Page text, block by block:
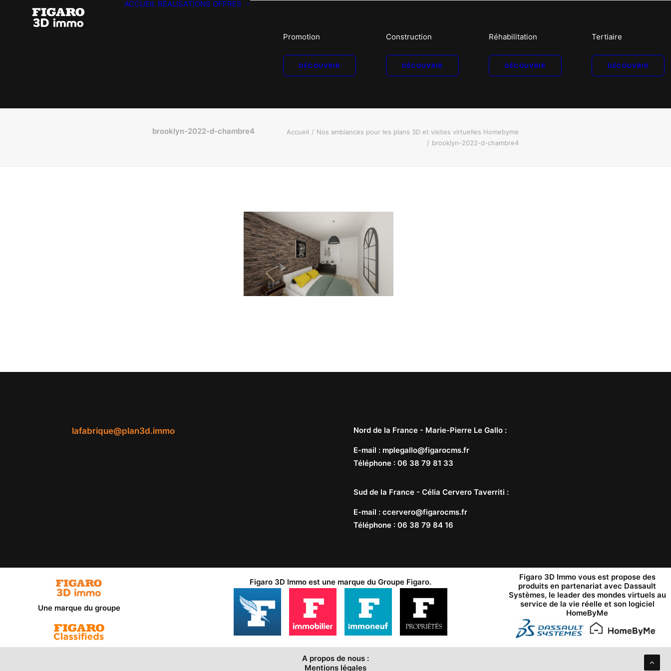
ACCUEIL RÉALISATIONS OFFRES
Promotion
DÉCOUVRIR
Construction
DÉCOUVRIR
Réhabilitation
DÉCOUVRIR
Tertiaire
DÉCOUVRIR
brooklyn-2022-d-chambre4 Accueil
Nos ambiances pour les plans 3D et visites virtuelles Homebyme
brooklyn-2022-d-chambre4
lafabrique@plan3d.immo Nord de la France - Marie-Pierre Le Gallo :
E-mail : mplegallo@figarocms.fr
Téléphone : 06 38 79 81 33
Sud de la France - Célia Cervero Taverriti :
E-mail : ccervero@figarocms.fr
Téléphone : 06 38 79 84 16
Une marque du groupe
Figaro 3D Immo est une marque du Groupe Figaro.
Figaro 3D Immo vous est propose des
produits en partenariat avec Dassault
Systèmes, le leader des mondes virtuels au
service de la vie réelle et son logiciel
HomeByMe
A propos de nous :
Mentions légales